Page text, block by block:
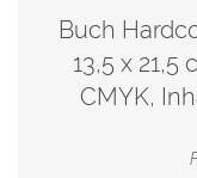
Buch
13,5 x
CMYK,